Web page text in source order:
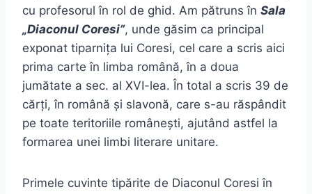
cu profesorul în rol de ghid. Am pătruns în Sala
„Diaconul Coresi”, unde găsim ca principal
exponat tiparnița lui Coresi, cel care a scris aici
prima carte în limba română, în a doua
jumătate a sec. al XVI-lea. În total a scris 39 de
cărți, în română și slavonă, care s-au răspândit
pe toate teritoriile românești, ajutând astfel la
formarea unei limbi literare unitare.
Primele cuvinte tipărite de Diaconul Coresi în